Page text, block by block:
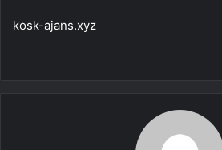
kosk-ajans.xyz